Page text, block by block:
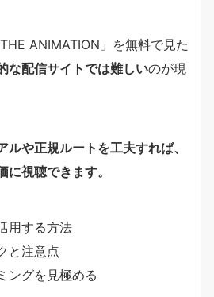
ANIMATION」を無料で見た
な配信サイトでは難しいのが現
ルや正規ルートを工夫すれば、
視聴できます。
用する方法
と注意点
ングを見極める